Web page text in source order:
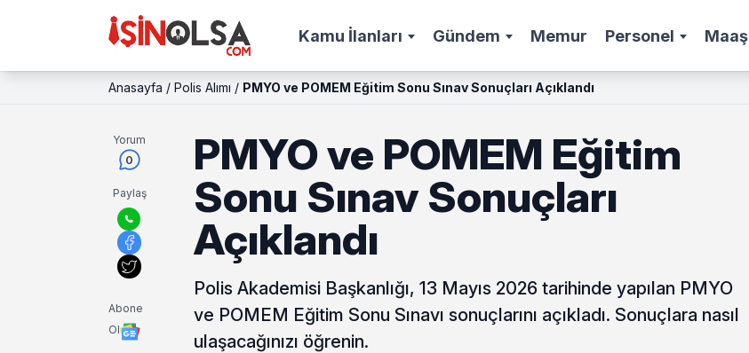
Kamu İlanları Gündem Memur Personel Maaş
Anasayfa / Polis Alımı / PMYO ve POMEM Eğitim Sonu Sınav Sonuçları Açıklandı
Yorum
0
Paylaş
Abone
Ol
PMYO ve POMEM Eğitim
Sonu Sınav Sonuçları
Açıklandı
Polis Akademisi Başkanlığı, 13 Mayıs 2026 tarihinde yapılan PMYO
ve POMEM Eğitim Sonu Sınavı sonuçlarını açıkladı. Sonuçlara nasıl
ulaşacağınızı öğrenin.